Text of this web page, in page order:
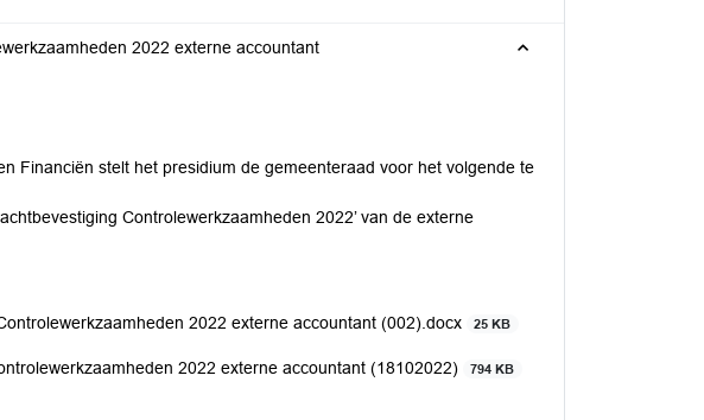
2022 externe accountant
Financiën stelt het presidium de gemeenteraad voor het volgende te
Controlewerkzaamheden 2022’ van de externe
2022 externe accountant (002).docx
25 KB
2022 externe accountant (18102022) 794 KB